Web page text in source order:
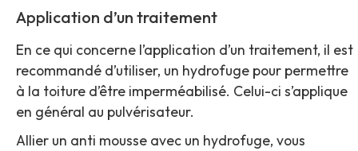
Application d’un traitement
En ce qui concerne l’application d’un traitement, il est
recommandé d’utiliser, un hydrofuge pour permettre
à la toiture d’être imperméabilisé. Celui-ci s’applique
en général au pulvérisateur.
Allier un anti mousse avec un hydrofuge, vous